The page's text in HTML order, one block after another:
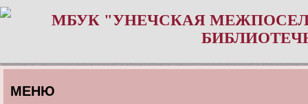
МБУК "УНЕЧСКАЯ
МЕНЮ